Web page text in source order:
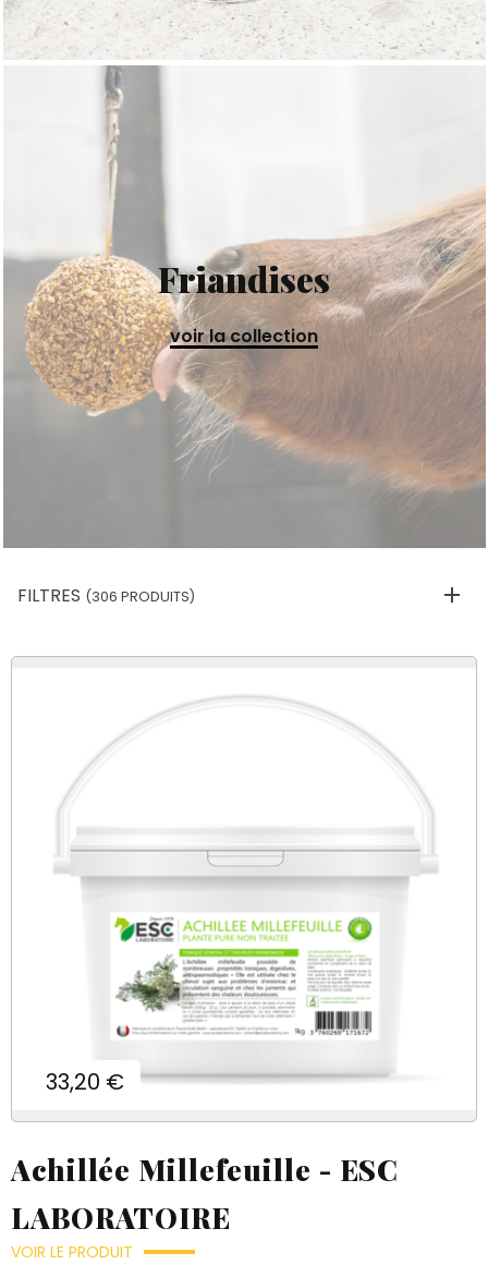
Friandises
voir la collection
FILTRES (306 PRODUITS)
Prix
33,20 €
Achillée Millefeuille - ESC
LABORATOIRE
VOIR LE PRODUIT